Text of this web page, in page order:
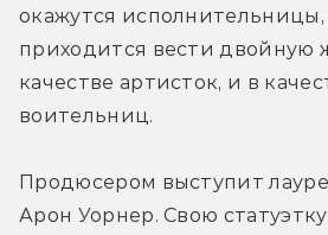
окажутся
приходится вести двойную
качестве артисток, и в
воительниц.
Продюсером выступит
Арон Уорнер. Свою